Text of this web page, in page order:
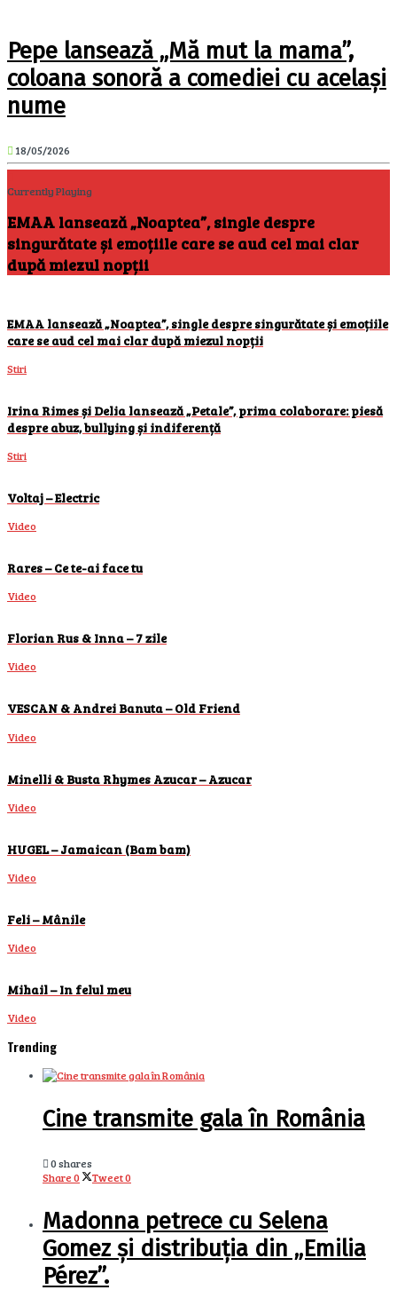
Pepe lansează „Mă mut la mama”,
coloana sonoră a comediei cu același
nume
18/05/2026
Currently Playing
EMAA lansează „Noaptea”, single despre
singurătate și emoțiile care se aud cel mai clar
după miezul nopții
EMAA lansează „Noaptea”, single despre singurătate și emoțiile
care se aud cel mai clar după miezul nopții
Stiri
Irina Rimes și Delia lansează „Petale”, prima colaborare: piesă
despre abuz, bullying și indiferență
Stiri
Voltaj – Electric
Video
Rares – Ce te-ai face tu
Video
Florian Rus & Inna – 7 zile
Video
VESCAN & Andrei Banuta – Old Friend
Video
Minelli & Busta Rhymes Azucar – Azucar
Video
HUGEL – Jamaican (Bam bam)
Video
Feli – Mânile
Video
Mihail – In felul meu
Video
Trending
Cine transmite gala în România
0 shares
Share0 Tweet0
Madonna petrece cu Selena
Gomez și distribuția din „Emilia
Pérez”.